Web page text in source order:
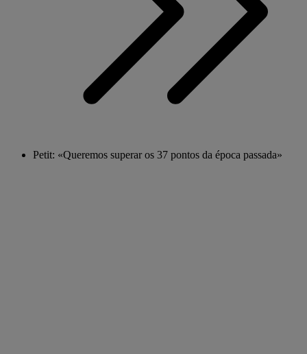
Petit: «Queremos superar os 37 pontos da época passada»